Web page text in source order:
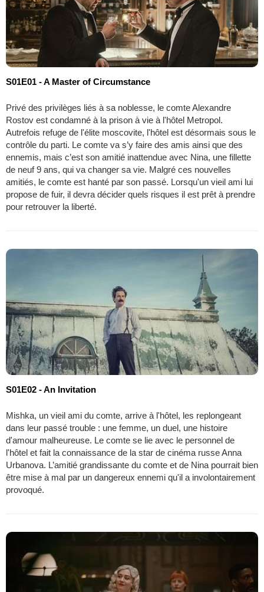
S01E01 - A Master of Circumstance
Privé des privilèges liés à sa noblesse, le comte Alexandre
Rostov est condamné à la prison à vie à l'hôtel Metropol.
Autrefois refuge de l'élite moscovite, l'hôtel est désormais sous le
contrôle du parti. Le comte va s’y faire des amis ainsi que des
ennemis, mais c’est son amitié inattendue avec Nina, une fillette
de neuf 9 ans, qui va changer sa vie. Malgré ces nouvelles
amitiés, le comte est hanté par son passé. Lorsqu'un vieil ami lui
propose de fuir, il devra décider quels risques il est prêt à prendre
pour retrouver la liberté.
S01E02 - An Invitation
Mishka, un vieil ami du comte, arrive à l'hôtel, les replongeant
dans leur passé trouble : une femme, un duel, une histoire
d'amour malheureuse. Le comte se lie avec le personnel de
l'hôtel et fait la connaissance de la star de cinéma russe Anna
Urbanova. L’amitié grandissante du comte et de Nina pourrait bien
être mise à mal par un dangereux ennemi qu'il a involontairement
provoqué.